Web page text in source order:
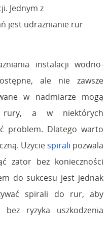
Jednym z
jest udrażnianie rur
instalacji wodno-
ale nie zawsze
w nadmiarze mogą
rury, a w niektórych
problem. Dlatego warto
Użyciespirali pozwala
zator bez konieczności
do sukcesu jest jednak
spirali do rur, aby
bez ryzyka uszkodzenia